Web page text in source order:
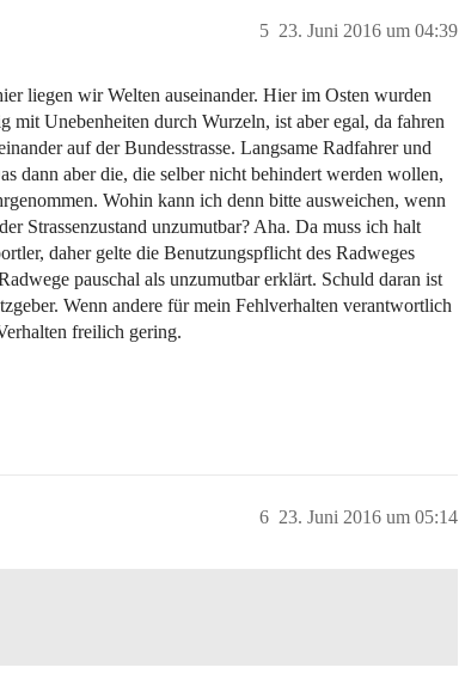
23. Juni 2016 um 04:39
5
liegen wir Welten auseinander. Hier im Osten wurden
mit Unebenheiten durch Wurzeln, ist aber egal, da fahren
auf der Bundesstrasse. Langsame Radfahrer und
dann aber die, die selber nicht behindert werden wollen,
Wohin kann ich denn bitte ausweichen, wenn
Strassenzustand unzumutbar? Aha. Da muss ich halt
daher gelte die Benutzungspflicht des Radweges
pauschal als unzumutbar erklärt. Schuld daran ist
Wenn andere für mein Fehlverhalten verantwortlich
freilich gering.
23. Juni 2016 um 05:14
6